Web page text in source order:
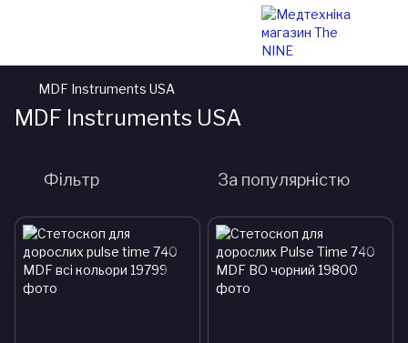
MDF Instruments USA
MDF Instruments USA
Фільтр За популярністю